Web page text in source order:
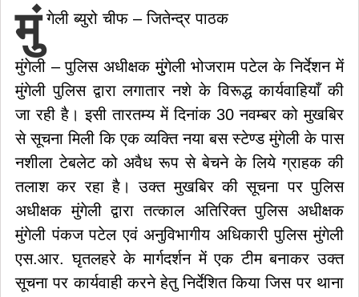
मुं गेली ब्युरो चीफ – जितेन्द्र पाठक
मुंगेली – पुलिस अधीक्षक मुुंगेली भोजराम पटेल के निर्देशन में
मुंगेली पुलिस द्वारा लगातार नशे के विरूद्ध कार्यवाहियाँ की
जा रही है। इसी तारतम्य में दिनांक 30 नवम्बर को मुखबिर
से सूचना मिली कि एक व्यक्ति नया बस स्टेण्ड मुंगेली के पास
नशीला टेबलेट को अवैध रूप से बेचने के लिये ग्राहक की
तलाश कर रहा है। उक्त मुखबिर की सूचना पर पुलिस
अधीक्षक मुंगेली द्वारा तत्काल अतिरिक्त पुलिस अधीक्षक
मुंगेली पंकज पटेल एवं अनुविभागीय अधिकारी पुलिस मुंगेली
एस.आर. घृतलहरे के मार्गदर्शन में एक टीम बनाकर उक्त
सूचना पर कार्यवाही करने हेतु निर्देशित किया जिस पर थाना